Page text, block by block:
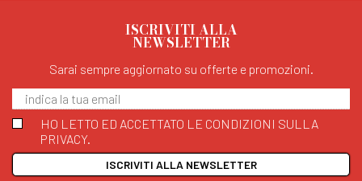
ISCRIVITI ALLA
NEWSLETTER
Sarai sempre aggiornato su offerte e promozioni.
HO LETTO ED ACCETTATO LE CONDIZIONI SULLA
PRIVACY.
ISCRIVITI ALLA NEWSLETTER